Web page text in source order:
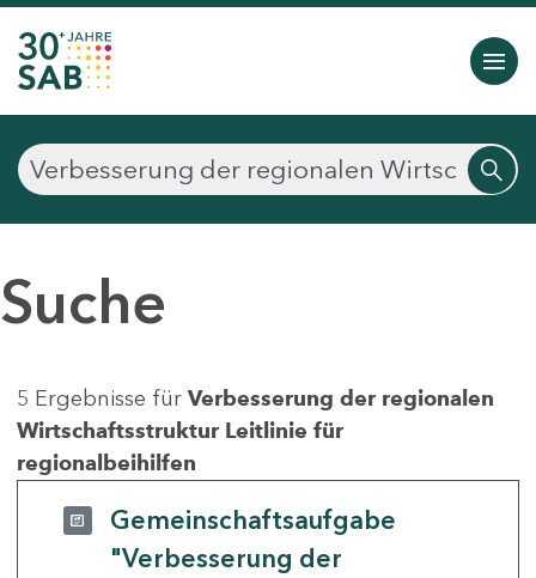
Suche
5 Ergebnisse für Verbesserung der regionalen
Wirtschaftsstruktur Leitlinie für
regionalbeihilfen
Gemeinschaftsaufgabe
"Verbesserung der